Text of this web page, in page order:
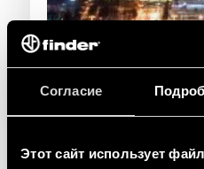
Согласие
Этот сайт использует